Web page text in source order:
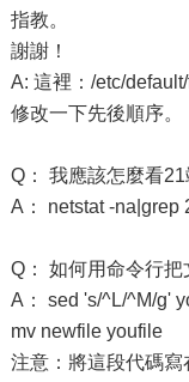
指教。
謝謝！
A: 這裡：/etc/
修改一下先後順序。
Q： 我應該怎麼看
A： netstat -na|grep
Q： 如何用命令行
A： sed 's/^L/^M/g'
mv newfile youfile
注意：將這段代碼